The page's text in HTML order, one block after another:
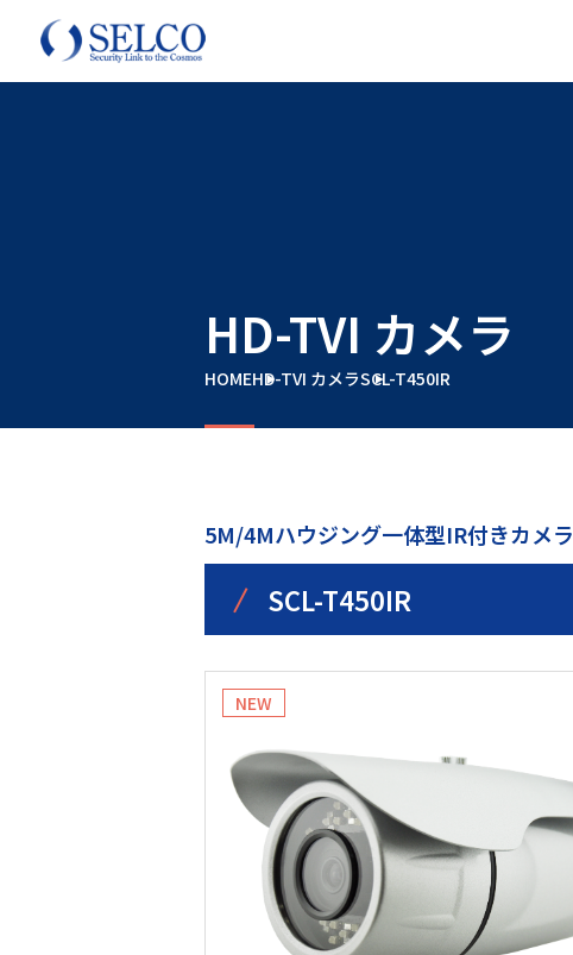
HD-TVI カメラ
HOMEHD-TVI カメラSCL-T450IR
5M/4Mハウジング一体型IR付きカメラ
/ SCL-T450IR